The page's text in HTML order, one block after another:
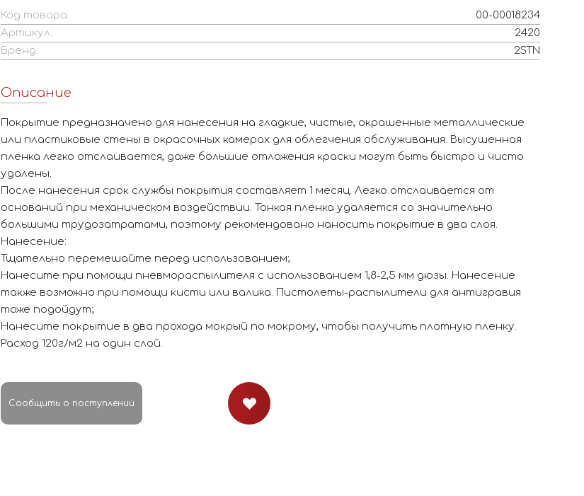
Код товара:
00-00018234
Артикул:
2420
Бренд:
2STN
Описание
Покрытие предназначено для нанесения на гладкие, чистые, окрашенные металлические
или пластиковые стены в окрасочных камерах для облегчения обслуживания. Высушенная
пленка легко отслаивается, даже большие отложения краски могут быть быстро и чисто
удалены.
После нанесения срок службы покрытия составляет 1 месяц. Легко отслаивается от
оснований при механическом воздействии. Тонкая пленка удаляется со значительно
большими трудозатратами, поэтому рекомендовано наносить покрытие в два слоя.
Нанесение:
Тщательно перемешайте перед использованием;
Нанесите при помощи пневмораспылителя с использованием 1,8-2,5 мм дюзы. Нанесение
также возможно при помощи кисти или валика. Пистолеты-распылители для антигравия
тоже подойдут;
Нанесите покрытие в два прохода мокрый по мокрому, чтобы получить плотную пленку.
Расход 120г/м2 на один слой.
Сообщить о поступлении